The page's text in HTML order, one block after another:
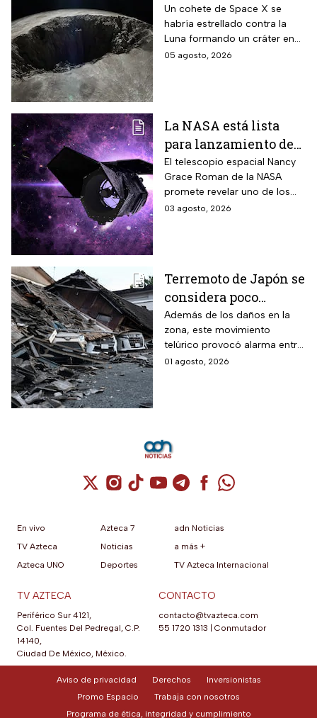
contra la Luna
Un cohete de Space X se
habría estrellado contra la
Luna formando un cráter en
nuestro satélite natural, ¿qué
05 agosto, 2026
La NASA está lista
para lanzamiento del
telescopio espacial
Nancy Grace Roman
El telescopio espacial Nancy
Grace Roman de la NASA
promete revelar uno de los
misterios más grandes del
03 agosto, 2026
Terremoto de Japón se
considera poco
común; así lo
explican los expertos
Además de los daños en la
zona, este movimiento
telúrico provocó alarma entre
la comunidad científica
01 agosto, 2026
Cuenta de X / Twitter (se abre en una
Cuenta de Instagram (se abre en una
Cuenta de TikTok (se abre en
Cuenta de YouTube (se abre
Cuenta de Telegram (se
Cuenta de
Cuenta de
En vivo
TV Azteca
Azteca UNO
Azteca 7
Noticias
Deportes
adn Noticias
a más +
TV Azteca Internacional
TV AZTECA
Periférico Sur 4121,
Col. Fuentes Del Pedregal, C.P.
14140,
Ciudad De México, México.
CONTACTO
contacto@tvazteca.com
55 1720 1313
Conmutador
Aviso de privacidad Derechos
Inversionistas
Promo Espacio
Trabaja con nosotros
Programa de ética, integridad y cumplimiento